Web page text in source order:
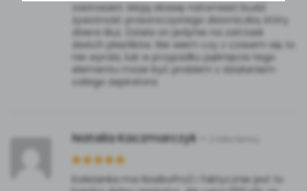
zastrzeżeń. Moją obawę natomiast budzi
żywotność przezroczystego zbiorniczka, który
zbiera śluz. Działa on jedynie na zatrzask
dwóch plastików. Nie wiem czy z czasem się to
nie wyrobi, lub w przypadku pęknięcia tego
elementu może być problem z działaniem
całego aspiratora.
Natalia Kaczmarczyk
Koleżanka ma NosiboPro2 i faktycznie jest to